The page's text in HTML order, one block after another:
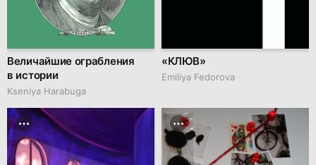
Величайшие ограбления
в истории
Kseniya Harabuga
«КЛЮВ»
Emiliya Fedorova